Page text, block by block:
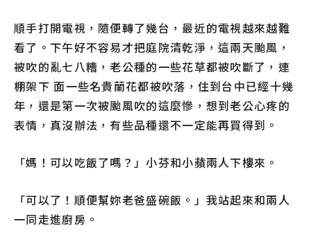
順手打開電視，隨便轉了幾台，最近的電視越來越難
看了。下午好不容易才把庭院清乾淨，這兩天颱風，
被吹的亂七八糟，老公種的一些花草都被吹斷了，連
棚架下 面一些名貴蘭花都被吹落，住到台中已經十幾
年，還是第一次被颱風吹的這麼慘，想到老公心疼的
表情，真沒辦法，有些品種還不一定能再買得到。
「媽！可以吃飯了嗎？」小芬和小蘋兩人下樓來。
「可以了！順便幫妳老爸盛碗飯。」我站起來和兩人
一同走進廚房。